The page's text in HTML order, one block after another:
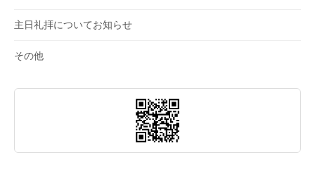
主日礼拝についてお知らせ
その他